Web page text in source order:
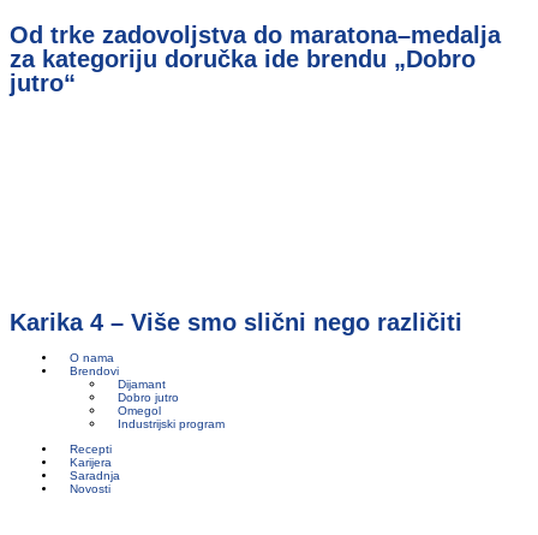
Od trke zadovoljstva do maratona–medalja
za kategoriju doručka ide brendu „Dobro
jutro“
Karika 4 – Više smo slični nego različiti
O nama
Brendovi
Dijamant
Dobro jutro
Omegol
Industrijski program
Recepti
Karijera
Saradnja
Novosti